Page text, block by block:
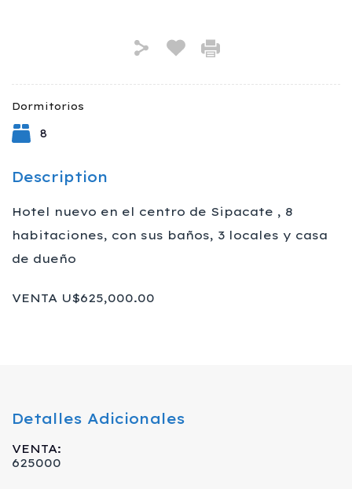
Dormitorios
8
Description
Hotel nuevo en el centro de Sipacate , 8
habitaciones, con sus baños, 3 locales y casa
de dueño
VENTA U$625,000.00
Detalles Adicionales
VENTA:
625000